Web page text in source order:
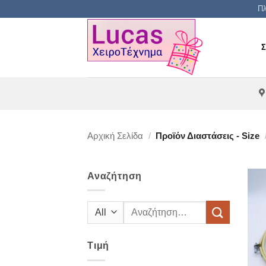
Αρχική Σελίδα / Προϊόν Διαστάσεις - Size
Αναζήτηση
Αναζήτηση
Τιμή